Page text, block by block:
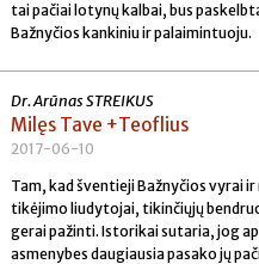
tai pačiai lotynų kalbai, bus
Bažnyčios kankiniu ir palaimintuoju.
Dr. Arūnas STREIKUS
Milęs Tave +Teoflius
2017-06-10
Tam, kad šventieji Bažnyčios vyrai
tikėjimo liudytojai, tikinčiųjų
gerai pažinti. Istorikai sutaria, jog
asmenybes daugiausia pasako jų